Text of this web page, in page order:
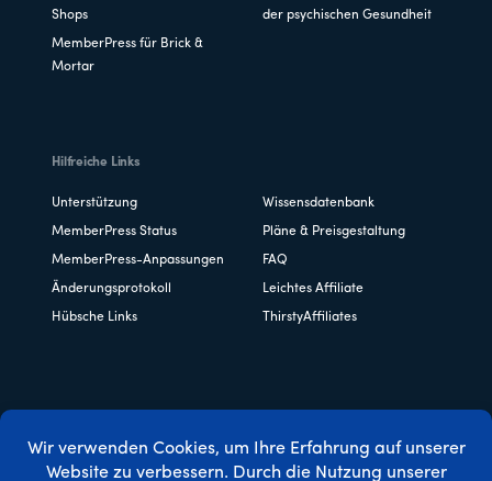
Shops
der psychischen Gesundheit
MemberPress für Brick &
Mortar
Hilfreiche Links
Unterstützung Wissensdatenbank
MemberPress Status Pläne & Preisgestaltung
MemberPress-Anpassungen FAQ
Änderungsprotokoll Leichtes Affiliate
Hübsche Links ThirstyAffiliates